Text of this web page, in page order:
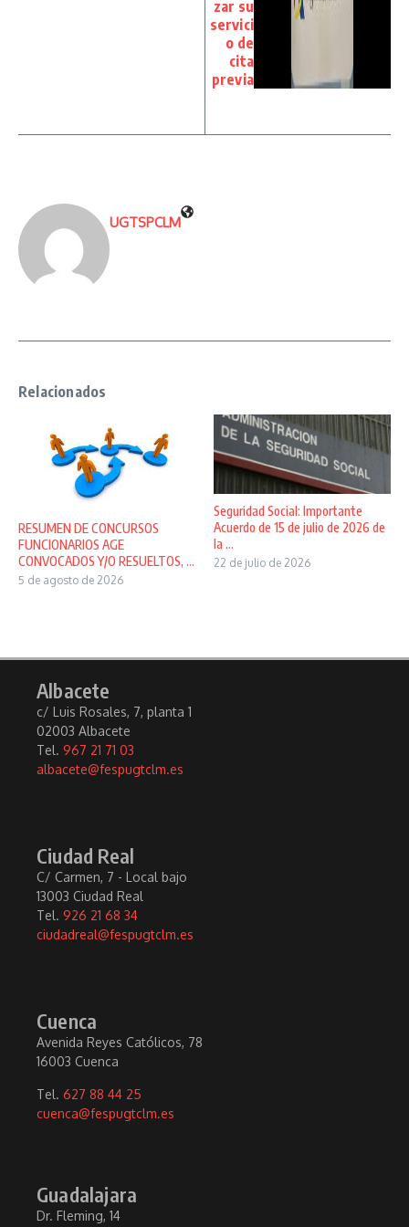
zar su
servici
o de
cita
previa
UGTSPCLM
Relacionados
RESUMEN DE CONCURSOS
FUNCIONARIOS AGE
CONVOCADOS Y/O RESUELTOS, ...
5 de agosto de 2026
Seguridad Social: Importante
Acuerdo de 15 de julio de 2026 de
la ...
22 de julio de 2026
Albacete
c/ Luis Rosales, 7, planta 1
02003 Albacete
Tel. 967 21 71 03
albacete@fespugtclm.es
Ciudad Real
C/ Carmen, 7 - Local bajo
13003 Ciudad Real
Tel. 926 21 68 34
ciudadreal@fespugtclm.es
Cuenca
Avenida Reyes Católicos, 78
16003 Cuenca
Tel. 627 88 44 25
cuenca@fespugtclm.es
Guadalajara
Dr. Fleming, 14